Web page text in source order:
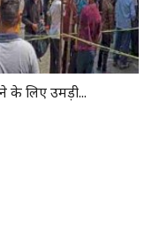
के लिए उमड़ी...